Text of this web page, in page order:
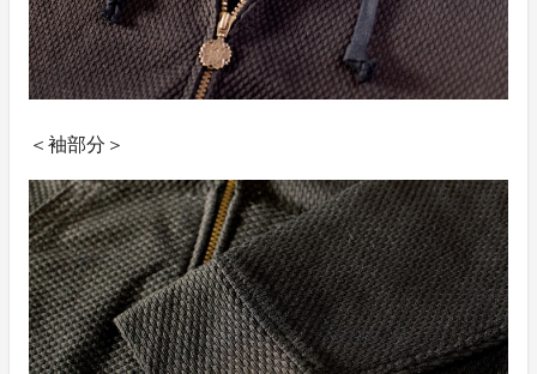
＜袖部分＞